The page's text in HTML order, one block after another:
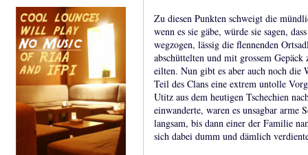
Zu diesen Punkten schweigt die
wenn es sie gäbe, würde sie sagen,
wegzogen, lässig die flennenden
abschüttelten und mit grossem
eilten. Nun gibt es aber auch noch die
Teil des Clans eine extrem untolle
Utitz aus dem heutigen Tschechien
einwanderte, waren es unsagbar
langsam, bis dann einer der Familie
sich dabei dumm und dämlich